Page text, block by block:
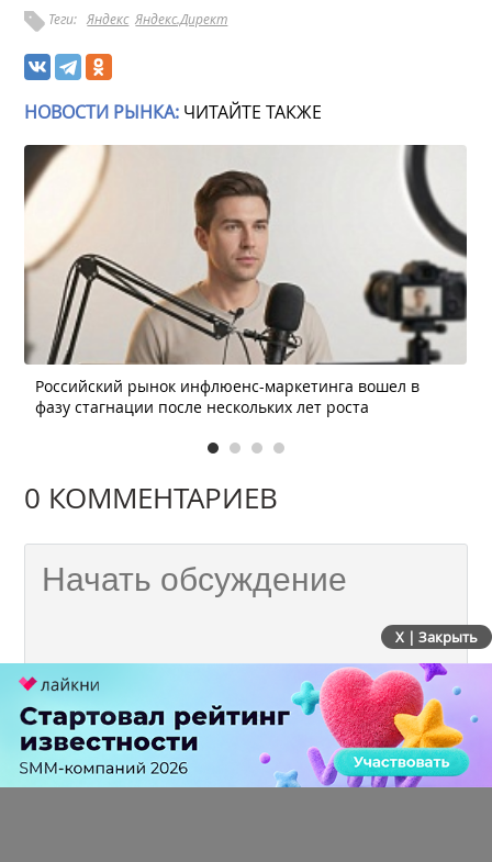
Теги: Яндекс Яндекс.Директ
НОВОСТИ РЫНКА: ЧИТАЙТЕ ТАКЖЕ
Российский рынок инфлюенс-маркетинга вошел в
фазу стагнации после нескольких лет роста
0 КОММЕНТАРИЕВ
X | Закрыть